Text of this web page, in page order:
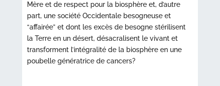
Mère et de respect pour la biosphère et, d’autre
part, une société Occidentale besogneuse et
“affairée” et dont les excès de besogne stérilisent
la Terre en un désert, désacralisent le vivant et
transforment l’intégralité de la biosphère en une
poubelle génératrice de cancers?